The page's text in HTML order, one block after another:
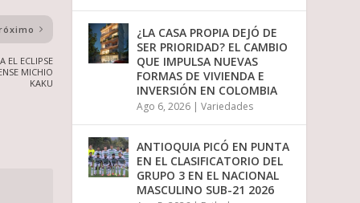
EL ECLIPSE
MICHIO
KAKU
¿LA CASA PROPIA DEJÓ DE
SER PRIORIDAD? EL CAMBIO
QUE IMPULSA NUEVAS
FORMAS DE VIVIENDA E
INVERSIÓN EN COLOMBIA
Ago 6, 2026 |Variedades
ANTIOQUIA PICÓ EN PUNTA
EN EL CLASIFICATORIO DEL
GRUPO 3 EN EL NACIONAL
MASCULINO SUB-21 2026